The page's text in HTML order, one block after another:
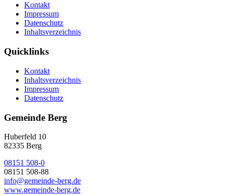
Kontakt
Impressum
Datenschutz
Inhaltsverzeichnis
Quicklinks
Kontakt
Inhaltsverzeichnis
Impressum
Datenschutz
Gemeinde Berg
Huberfeld 10
82335 Berg
08151 508-0
08151 508-88
info@gemeinde-berg.de
www.gemeinde-berg.de